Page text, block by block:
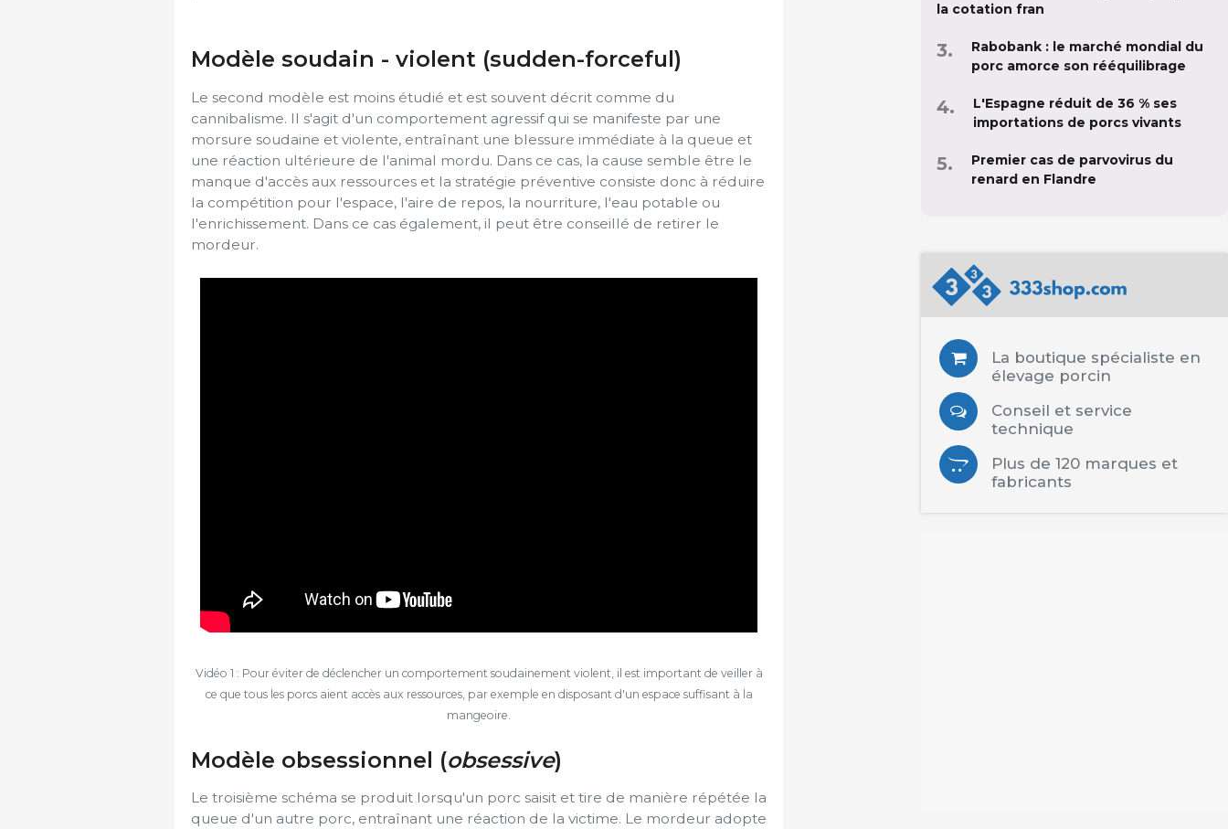
Modèle soudain - violent (sudden-forceful)
Le second modèle est moins étudié et est souvent décrit comme du
cannibalisme. Il s'agit d'un comportement agressif qui se manifeste par une
morsure soudaine et violente, entraînant une blessure immédiate à la queue et
une réaction ultérieure de l'animal mordu. Dans ce cas, la cause semble être le
manque d'accès aux ressources et la stratégie préventive consiste donc à réduire
la compétition pour l'espace, l'aire de repos, la nourriture, l'eau potable ou
l'enrichissement. Dans ce cas également, il peut être conseillé de retirer le
mordeur.
Vidéo 1 : Pour éviter de déclencher un comportement soudainement violent, il est important de veiller à
ce que tous les porcs aient accès aux ressources, par exemple en disposant d'un espace suffisant à la
mangeoire.
Modèle obsessionnel (obsessive)
Le troisième schéma se produit lorsqu'un porc saisit et tire de manière répétée la
queue d'un autre porc, entraînant une réaction de la victime. Le mordeur adopte
la cotation fran
Rabobank : le marché mondial du
porc amorce son rééquilibrage
L'Espagne réduit de 36 % ses
importations de porcs vivants
Premier cas de parvovirus du
renard en Flandre
La boutique spécialiste en
élevage porcin
Conseil et service
technique
Plus de 120 marques et
fabricants